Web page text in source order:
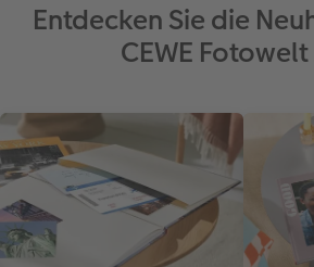
Entdecken Sie die
CEWE